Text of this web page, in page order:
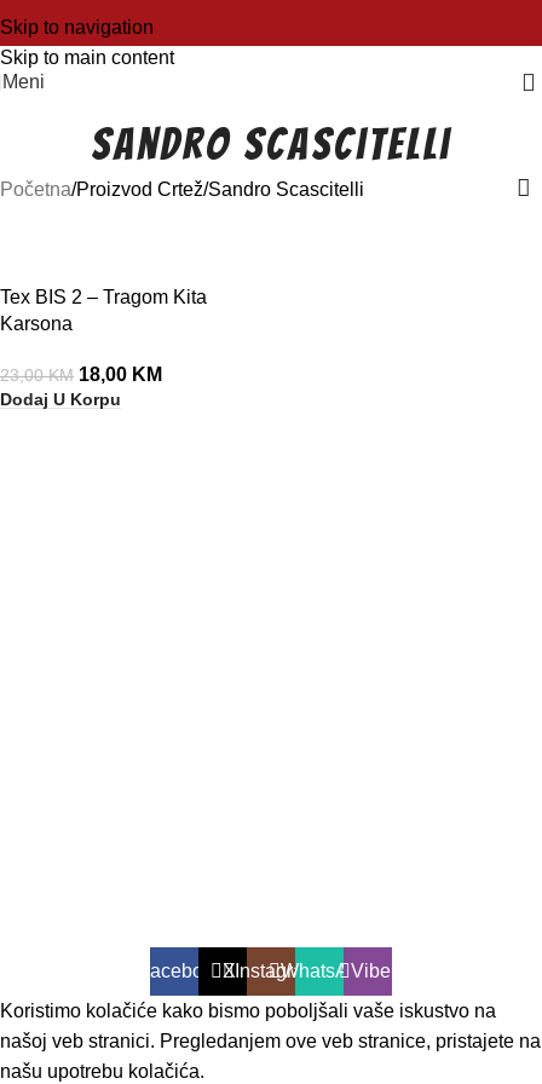
Skip to navigation
Skip to main content
Meni
Sandro Scascitelli
Početna Proizvod Crtež Sandro Scascitelli
Tex BIS 2 – Tragom Kita
Karsona
23,00KM 18,00 KM
Dodaj U Korpu
FacebookX InstagramWhatsAppViber
Koristimo kolačiće kako bismo poboljšali vaše iskustvo na
našoj veb stranici. Pregledanjem ove veb stranice, pristajete na
našu upotrebu kolačića.